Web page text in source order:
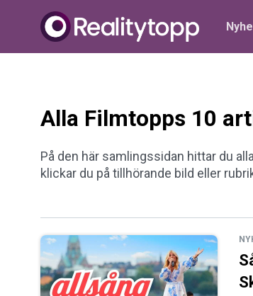
Alla Filmtopps 10
På den här samlingssidan hittar du
klickar du på tillhörande bild eller